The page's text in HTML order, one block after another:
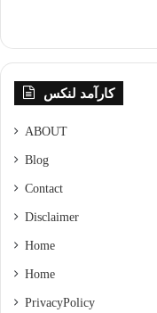
کارآمد لنکس
ABOUT
Blog
Contact
Disclaimer
Home
Home
Privacy Policy